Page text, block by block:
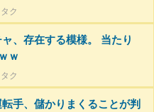
ク
ャ、存在する模様。 当たり
ｗ
ク
転手、儲かりまくることが判